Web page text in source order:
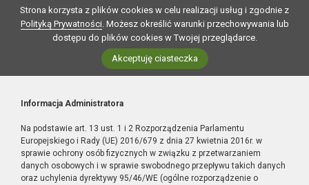
Strona korzysta z plików cookies w celu realizacji usług i zgodnie z
Polityką Prywatności. Możesz określić warunki przechowywania lub
dostępu do plików cookies w Twojej przeglądarce.
Akceptuję ciasteczka
Informacja Administratora
Na podstawie art. 13 ust. 1 i 2 Rozporządzenia Parlamentu
Europejskiego i Rady (UE) 2016/679 z dnia 27 kwietnia 2016r. w
sprawie ochrony osób fizycznych w związku z przetwarzaniem
danych osobowych i w sprawie swobodnego przepływu takich danych
oraz uchylenia dyrektywy 95/46/WE (ogólne rozporządzenie o